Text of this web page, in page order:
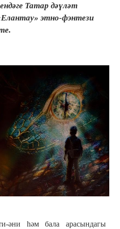
Татар дәүләт
этно-фэнтези
әни һәм бала арасындагы